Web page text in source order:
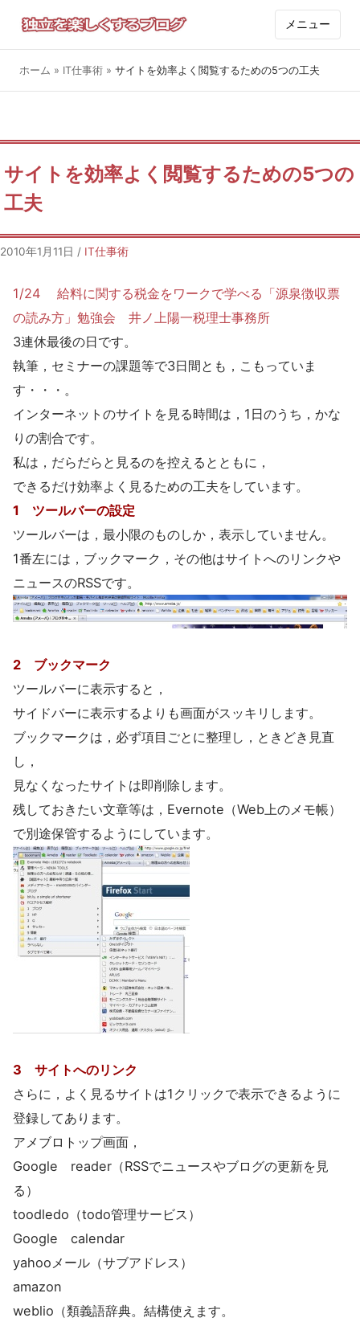
メニュー
ホーム » IT仕事術 » サイトを効率よく閲覧するための5つの工夫
サイトを効率よく閲覧するための5つの
工夫
2010年1月11日 / IT仕事術
1/24 給料に関する税金をワークで学べる「源泉徴収票
の読み方」勉強会 井ノ上陽一税理士事務所
3連休最後の日です。
執筆，セミナーの課題等で3日間とも，こもっていま
す・・・。
インターネットのサイトを見る時間は，1日のうち，かな
りの割合です。
私は，だらだらと見るのを控えるとともに，
できるだけ効率よく見るための工夫をしています。
1 ツールバーの設定
ツールバーは，最小限のものしか，表示していません。
1番左には，ブックマーク，その他はサイトへのリンクや
ニュースのRSSです。
2 ブックマーク
ツールバーに表示すると，
サイドバーに表示するよりも画面がスッキリします。
ブックマークは，必ず項目ごとに整理し，ときどき見直
し，
見なくなったサイトは即削除します。
残しておきたい文章等は，Evernote（Web上のメモ帳）
で別途保管するようにしています。
3 サイトへのリンク
さらに，よく見るサイトは1クリックで表示できるように
登録してあります。
アメブロトップ画面，
Google reader（RSSでニュースやブログの更新を見
る）
toodledo（todo管理サービス）
Google calendar
yahooメール（サブアドレス）
amazon
weblio（類義語辞典。結構使えます。